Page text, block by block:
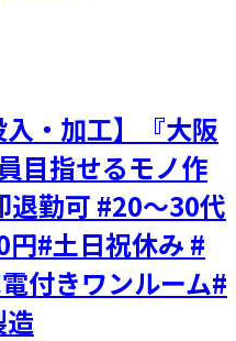
入・加工】『大阪
目指せるモノ作
退勤可 #20～30代
#土日祝休み #
付きワンルーム#
造